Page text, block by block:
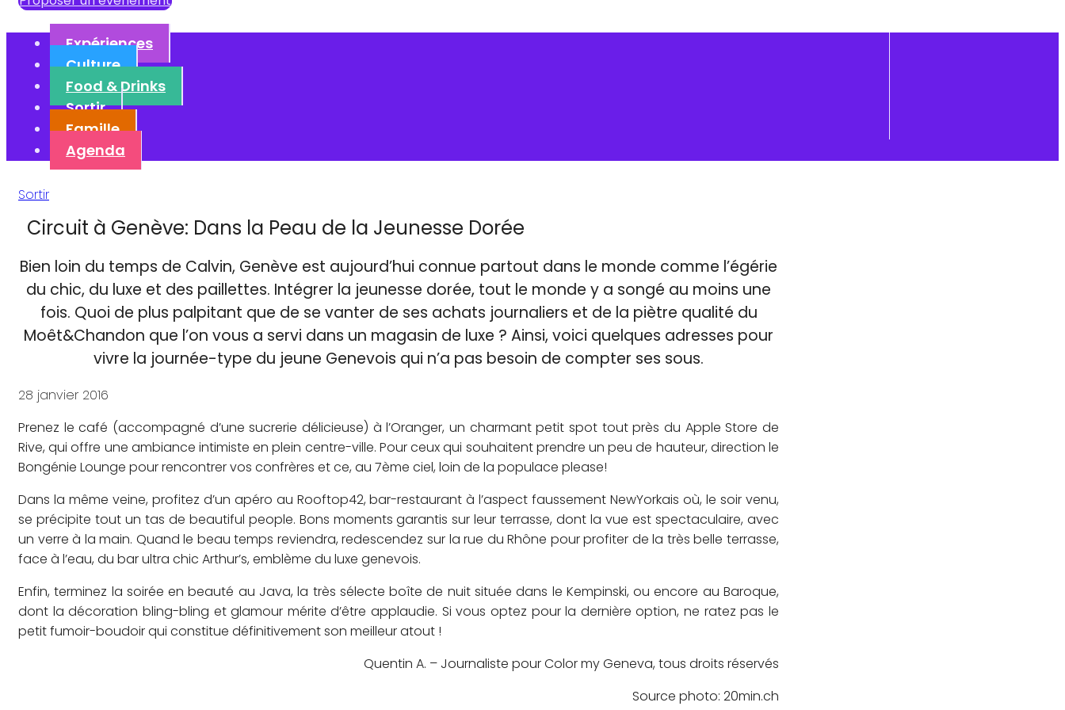
Expériences
Culture
Food & Drinks
Sortir
Famille
Agenda
Sortir
Circuit à Genève: Dans la Peau de la Jeunesse Dorée
Bien loin du temps de Calvin, Genève est aujourd’hui connue partout dans le monde comme l’égérie
du chic, du luxe et des paillettes. Intégrer la jeunesse dorée, tout le monde y a songé au moins une
fois. Quoi de plus palpitant que de se vanter de ses achats journaliers et de la piètre qualité du
Moêt&Chandon que l’on vous a servi dans un magasin de luxe ? Ainsi, voici quelques adresses pour
vivre la journée-type du jeune Genevois qui n’a pas besoin de compter ses sous.
28 janvier 2016
Prenez le café (accompagné d’une sucrerie délicieuse) à l’Oranger, un charmant petit spot tout près du Apple Store de
Rive, qui offre une ambiance intimiste en plein centre-ville. Pour ceux qui souhaitent prendre un peu de hauteur, direction le
Bongénie Lounge pour rencontrer vos confrères et ce, au 7ème ciel, loin de la populace please!
Dans la même veine, profitez d’un apéro au Rooftop42, bar-restaurant à l’aspect faussement New­Yorkais où, le soir venu,
se précipite tout un tas de beautiful people. Bons moments garantis sur leur terrasse, dont la vue est spectaculaire, avec
un verre à la main. Quand le beau temps reviendra, redescendez sur la rue du Rhône pour profiter de la très belle terrasse,
face à l’eau, du bar ultra chic Arthur’s, emblème du luxe genevois.
Enfin, terminez la soirée en beauté au Java, la très sélecte boîte de nuit située dans le Kempinski, ou encore au Baroque,
dont la décoration bling-bling et glamour mérite d’être applaudie. Si vous optez pour la dernière option, ne ratez pas le
petit fumoir-boudoir qui constitue définitivement son meilleur atout !
Quentin A. – Journaliste pour Color my Geneva, tous droits réservés
Source photo: 20min.ch